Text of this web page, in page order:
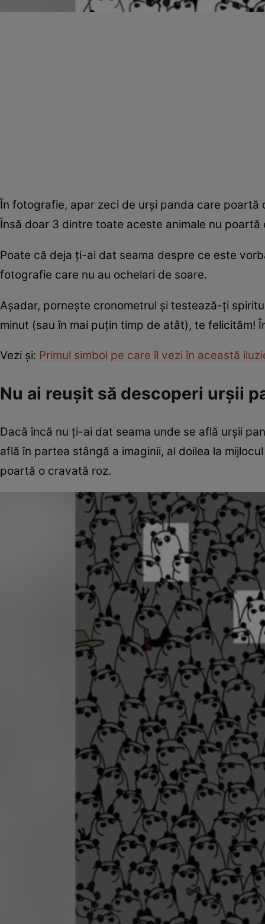
În fotografie, apar zeci de urși panda care poartă
Însă doar 3 dintre toate aceste animale nu poartă
Poate că deja ți-ai dat seama despre ce este
fotografie care nu au ochelari de soare.
Așadar, pornește cronometrul și testează-ți
minut (sau în mai puțin timp de atât), te
Vezi și: Primul simbol pe care îl vezi în această
Nu ai reușit să descoperi urșii
Dacă încă nu ți-ai dat seama unde se află urșii
află în partea stângă a imaginii, al doilea la
poartă o cravată roz.